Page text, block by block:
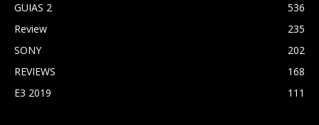
GUIAS 2
536
Review
235
SONY
202
REVIEWS
168
E3 2019
111